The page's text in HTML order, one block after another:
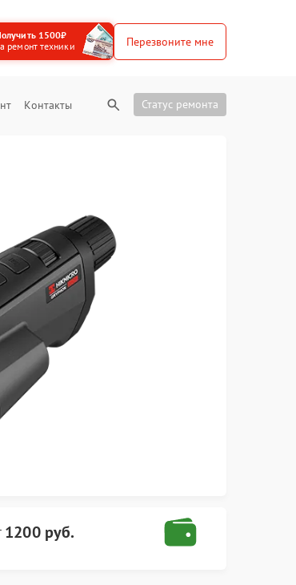
1500₽
ремонт техники
Перезвоните мне
Контакты Статус ремонта
1200 руб.